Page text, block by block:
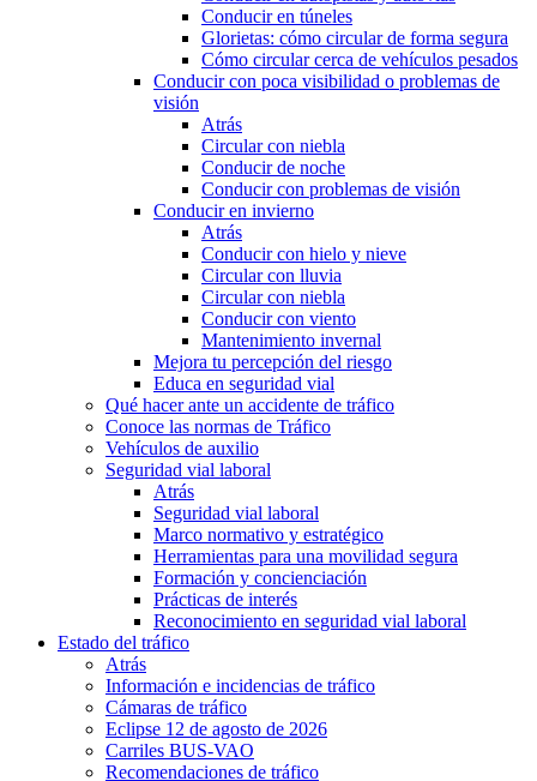
Conducir en túneles
Glorietas: cómo circular de forma segura
Cómo circular cerca de vehículos pesados
Conducir con poca visibilidad o problemas de
visión
Atrás
Circular con niebla
Conducir de noche
Conducir con problemas de visión
Conducir en invierno
Atrás
Conducir con hielo y nieve
Circular con lluvia
Circular con niebla
Conducir con viento
Mantenimiento invernal
Mejora tu percepción del riesgo
Educa en seguridad vial
Qué hacer ante un accidente de tráfico
Conoce las normas de Tráfico
Vehículos de auxilio
Seguridad vial laboral
Atrás
Seguridad vial laboral
Marco normativo y estratégico
Herramientas para una movilidad segura
Formación y concienciación
Prácticas de interés
Reconocimiento en seguridad vial laboral
Estado del tráfico
Atrás
Información e incidencias de tráfico
Cámaras de tráfico
Eclipse 12 de agosto de 2026
Carriles BUS-VAO
Recomendaciones de tráfico